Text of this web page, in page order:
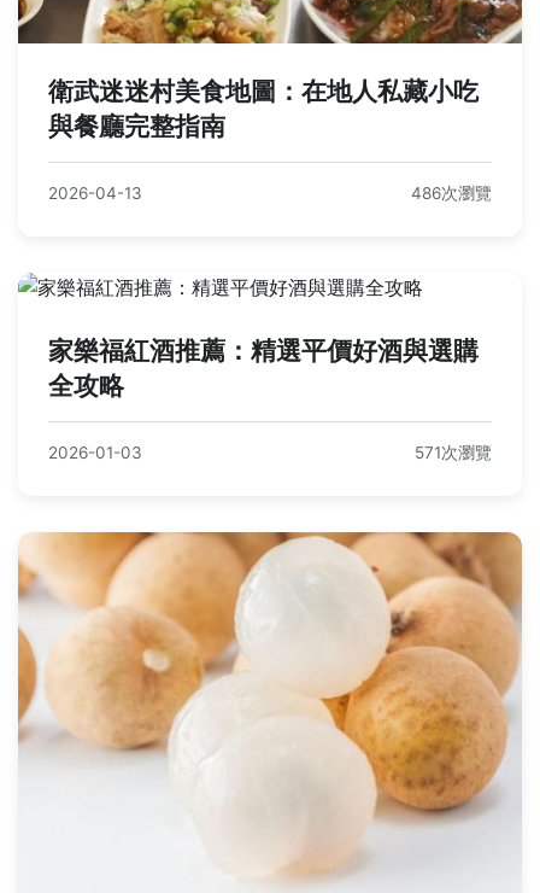
衛武迷迷村美食地圖：在地人私藏小吃
與餐廳完整指南
2026-04-13 486次瀏覽
家樂福紅酒推薦：精選平價好酒與選購
全攻略
2026-01-03 571次瀏覽